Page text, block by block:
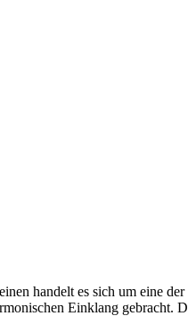
handelt es sich um eine
Einklang